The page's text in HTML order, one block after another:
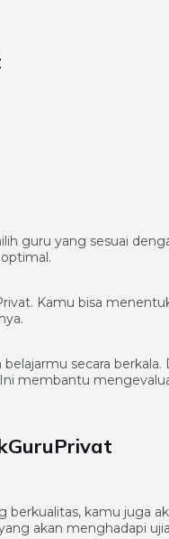
guru yang sesuai
Kamu bisa
secara
membantu
kamu juga
akan menghadapi